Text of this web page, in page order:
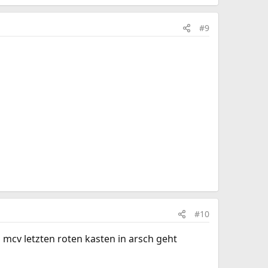
#9
#10
letzten roten kasten in arsch geht